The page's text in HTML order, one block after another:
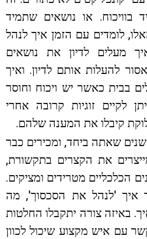
בוויכוח. או נושאים שתמיד
לומדים עם הזמן איך לנהל
מעלים לדיון את נושאים
להעלות אותם לדיון. ואיך
בבית כאשר יש ויכוח וחוסר
לקיים זוגיות קרובה אחרי
קיבלו את המענה שלהם.
שאתה ביחד, ומכירים כבר
את הקצרים בתקשורת,
הכלכליים מטרידים ומציקים.
איך 'לנהל את הסכסוך', מה
באיזה צורה יתקבלו החלטות
עם איש מקצוע שיכול לכוון